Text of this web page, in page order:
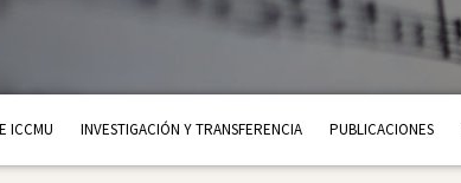
ICCMU INVESTIGACIÓN Y TRANSFERENCIA PUBLICACIONES